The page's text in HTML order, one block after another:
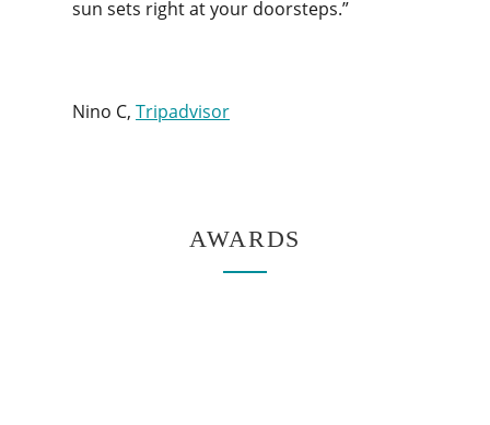
sun sets right at your doorsteps.”
Nino C, Tripadvisor
AWARDS